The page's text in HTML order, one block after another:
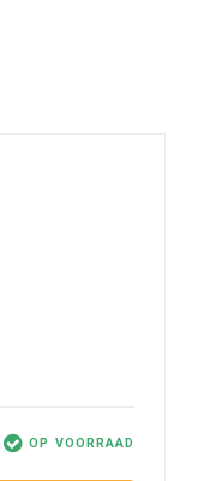
OP VOORRAAD